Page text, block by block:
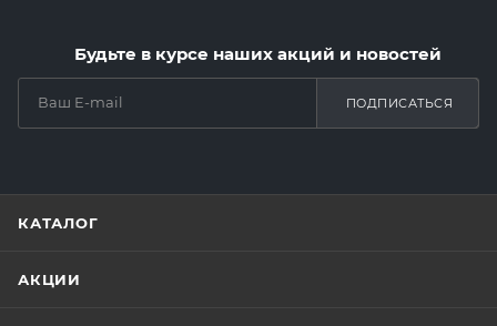
Будьте в курсе наших акций и новостей
ПОДПИСАТЬСЯ
КАТАЛОГ
АКЦИИ